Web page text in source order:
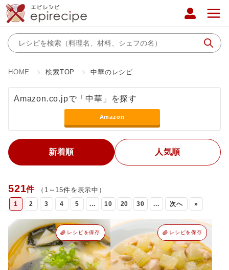
HOME 検索TOP 中華のレシピ
Amazon.co.jpで「中華」を探す
Amazon
新着順 人気順
521件 （1～15件を表示中）
1 2 3 4 5 ... 10 20 30 ... 次へ »
レシピを保存 レシピを保存